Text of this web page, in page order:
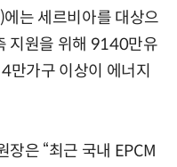
는 세르비아를 대상으
지원을 위해 9140만유
만가구 이상이 에너지
장은 “최근 국내 EPCM